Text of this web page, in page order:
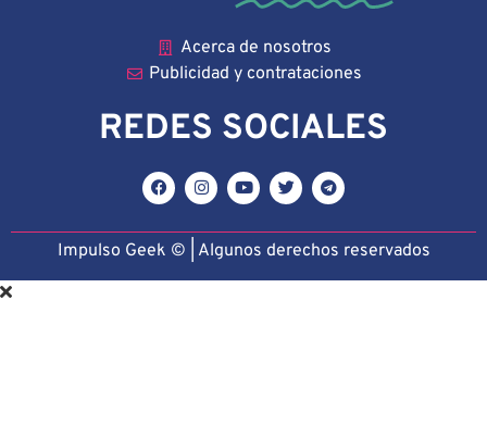
Acerca de nosotros
Publicidad y contrataciones
REDES SOCIALES
Impulso Geek © | Algunos derechos reservados